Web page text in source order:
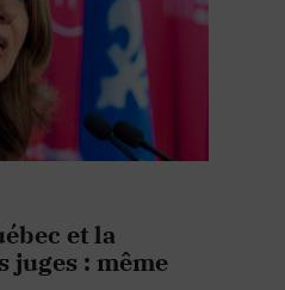
et la
juges : même